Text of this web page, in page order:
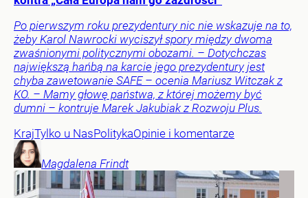
Po pierwszym roku prezydentury nic nie wskazuje na to,
żeby Karol Nawrocki wyciszył spory między dwoma
zwaśnionymi politycznymi obozami. – Dotychczas
największą hańbą na karcie jego prezydentury jest
chyba zawetowanie SAFE – ocenia Mariusz Witczak z
KO. – Mamy głowę państwa, z której możemy być
dumni – kontruje Marek Jakubiak z Rozwoju Plus.
KrajTylko u NasPolitykaOpinie i komentarze
Magdalena Frindt